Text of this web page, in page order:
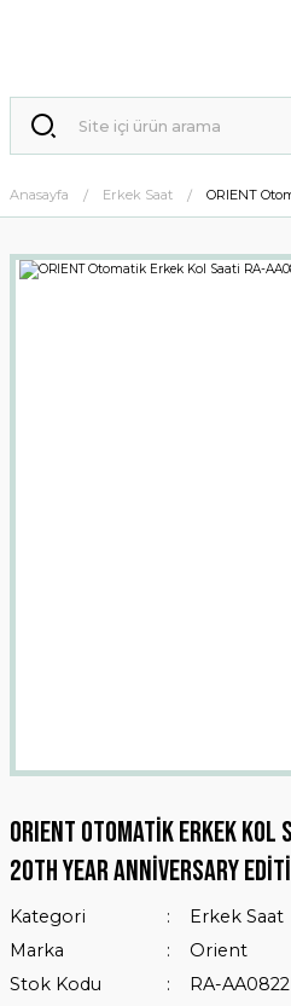
Anasayfa Erkek Saat ORIENT
ORIENT Otomatik Erkek Kol
20th Year Anniversary
Kategori
Erkek Saat
Marka
Orient
Stok Kodu
RA-